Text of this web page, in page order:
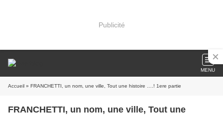
Publicité
MENU
Accueil » FRANCHETTI, un nom, une ville, Tout une histoire ….! 1ere partie
FRANCHETTI, un nom, une ville, Tout une